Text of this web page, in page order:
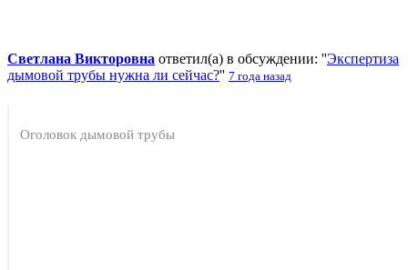
Светлана Викторовна ответил(а) в обсуждении: ''Экспертиза
дымовой трубы нужна ли сейчас?'' 7 года назад
Оголовок дымовой трубы